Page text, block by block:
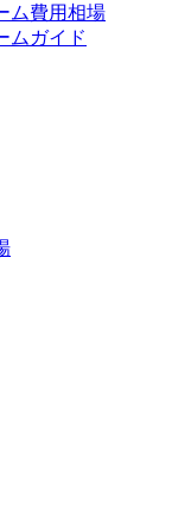
ム費用相場
ムガイド